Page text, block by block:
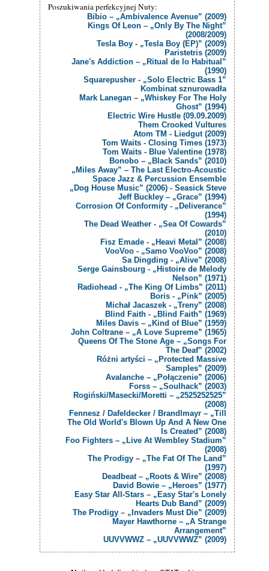
Poszukiwania perfekcyjnej Nuty:
Bibio – „Ambivalence Avenue” (2009)
Kings Of Leon – „Only By The Night”
(2008/2009)
Tesla Boy - „Tesla Boy (EP)” (2009)
Paristetris (2009)
Jane's Addiction – „Ritual de lo Habitual”
(1990)
Squarepusher - „Solo Electric Bass 1”
Kombinat sznurowadła
Mark Lanegan – „Whiskey For The Holy
Ghost” (1994)
Electric Wire Hustle (09.09.2009)
Them Crooked Vultures
Atom TM - Liedgut (2009)
Tom Waits - Closing Times (1973)
Tom Waits - Blue Valentine (1978)
Bonobo – „Black Sands” (2010)
„Miles Away” – The Last Electro-Acoustic
Space Jazz & Percussion Ensemble
„Dog House Music” (2006) - Seasick Steve
Jeff Buckley – „Grace” (1994)
Corrosion Of Conformity - „Deliverance”
(1994)
The Dead Weather - „Sea Of Cowards”
(2010)
Fisz Emade - „Heavi Metal” (2008)
VooVoo - „Samo VooVoo” (2008)
Sa Dingding - „Alive” (2008)
Serge Gainsbourg - „Histoire de Melody
Nelson” (1971)
Radiohead - „The King Of Limbs” (2011)
Boris - „Pink” (2005)
Michał Jacaszek - „Treny” (2008)
Blind Faith - „Blind Faith” (1969)
Miles Davis – „Kind of Blue” (1959)
John Coltrane – „A Love Supreme” (1965)
Queens Of The Stone Age – „Songs For
The Deaf” (2002)
Różni artyści – „Protected Massive
Samples” (2009)
Avalanche – „Połączenie” (2006)
Forss – „Soulhack” (2003)
Rogiński/Masecki/Moretti – „2525252525”
(2008)
Fennesz / Dafeldecker / Brandlmayr – „Till
The Old World's Blown Up And A New One
Is Created” (2008)
Foo Fighters – „Live At Wembley Stadium”
(2008)
The Prodigy – „The Fat Of The Land”
(1997)
Deadbeat – „Roots & Wire” (2008)
David Bowie – „Heroes” (1977)
Easy Star All-Stars – „Easy Star's Lonely
Hearts Dub Band” (2009)
The Prodigy – „Invaders Must Die” (2009)
Mayer Hawthorne – „A Strange
Arrangement”
UUVVWWZ – „UUVVWWZ” (2009)